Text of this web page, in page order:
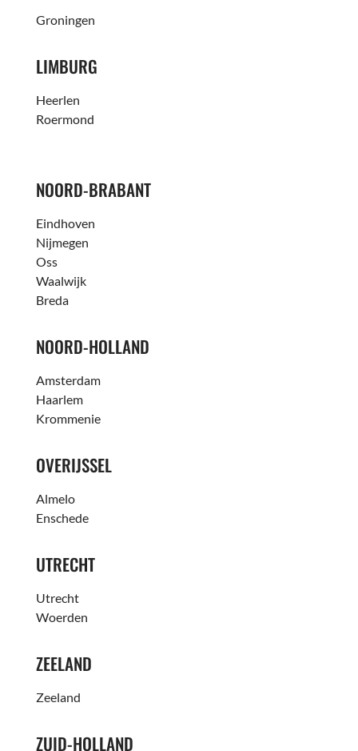
Groningen
LIMBURG
Heerlen
Roermond
NOORD-BRABANT
Eindhoven
Nijmegen
Oss
Waalwijk
Breda
NOORD-HOLLAND
Amsterdam
Haarlem
Krommenie
OVERIJSSEL
Almelo
Enschede
UTRECHT
Utrecht
Woerden
ZEELAND
Zeeland
ZUID-HOLLAND